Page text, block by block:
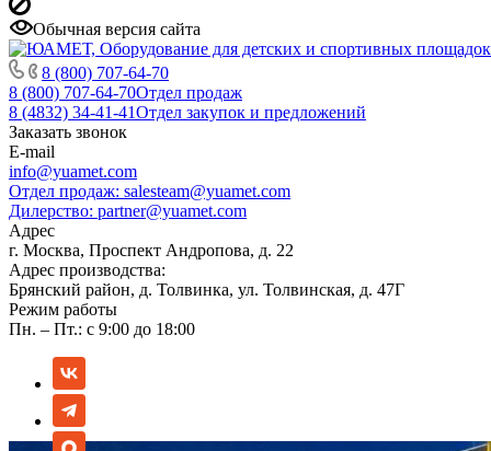
Обычная версия сайта
8 (800) 707-64-70
8 (800) 707-64-70Отдел продаж
8 (4832) 34-41-41Отдел закупок и предложений
Заказать звонок
E-mail
info@yuamet.com
Отдел продаж: salesteam@yuamet.com
Дилерство: partner@yuamet.com
Адрес
г. Москва, Проспект Андропова, д. 22
Адрес производства:
Брянский район, д. Толвинка, ул. Толвинская, д. 47Г
Режим работы
Пн. – Пт.: с 9:00 до 18:00